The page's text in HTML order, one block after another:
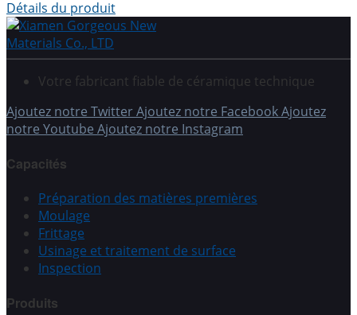
Détails du produit
Votre fabricant fiable de céramique technique
Ajoutez notre TwitterAjoutez notre FacebookAjoutez
notre Youtube Ajoutez notre Instagram
Capacités
Préparation des matières premières
Moulage
Frittage
Usinage et traitement de surface
Inspection
Produits